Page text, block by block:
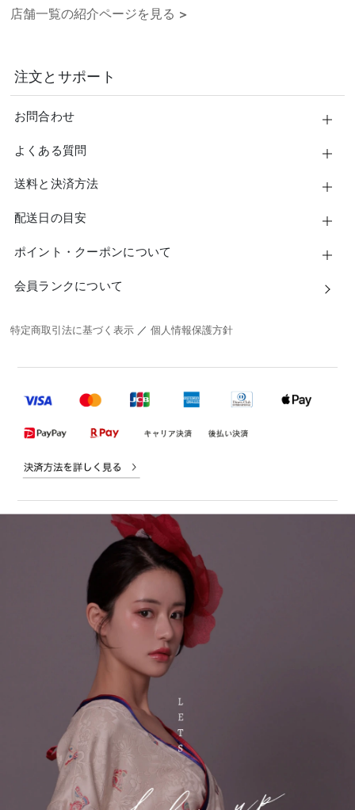
店舗一覧の紹介ページを見る >
注文とサポート
お問合わせ
よくある質問
送料と決済方法
配送日の目安
ポイント・クーポンについて
会員ランクについて
特定商取引法に基づく表示 ／個人情報保護方針